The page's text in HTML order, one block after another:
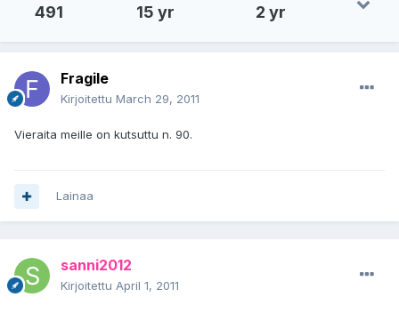
491 15 yr 2 yr
Fragile
Kirjoitettu March 29, 2011
Vieraita meille on kutsuttu n. 90.
Lainaa
sanni2012
Kirjoitettu April 1, 2011